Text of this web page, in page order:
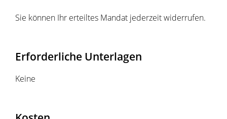
Sie können Ihr erteiltes Mandat jederzeit widerrufen.
Erforderliche Unterlagen
Keine